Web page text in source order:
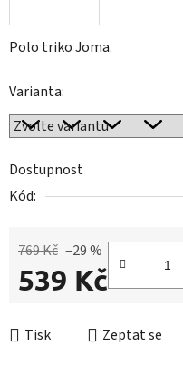
Polo triko Joma.
Varianta:
Dostupnost
Kód:
769 Kč –29 %
539 Kč
Tisk Zeptat se